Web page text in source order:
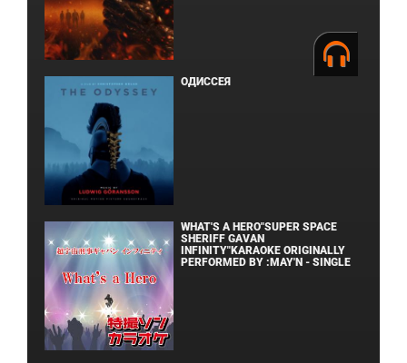
ОДИССЕЯ
WHAT'S A HERO"SUPER SPACE
SHERIFF GAVAN
INFINITY"KARAOKE ORIGINALLY
PERFORMED BY :MAY'N - SINGLE